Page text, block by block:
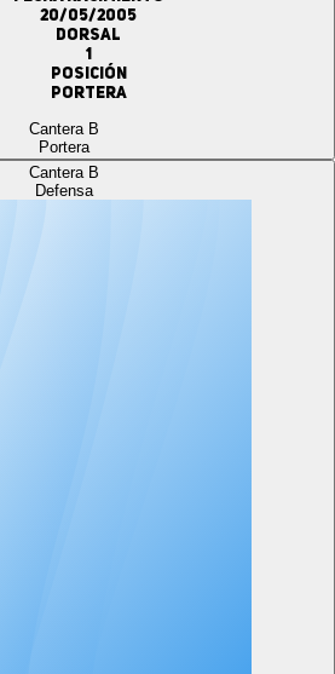
20/05/2005
Dorsal
1
Posición
Portera
Cantera B
Portera
Cantera B
Defensa